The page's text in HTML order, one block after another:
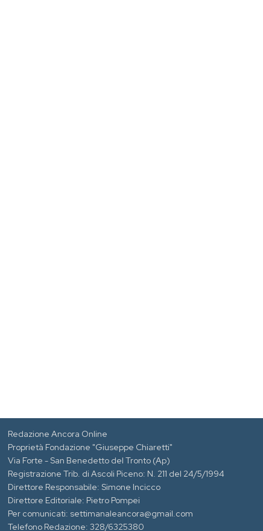
Redazione Ancora Online
Proprietà Fondazione "Giuseppe Chiaretti"
Via Forte - San Benedetto del Tronto (Ap)
Registrazione Trib. di Ascoli Piceno: N. 211 del 24/5/1994
Direttore Responsabile: Simone Incicco
Direttore Editoriale: Pietro Pompei
Per comunicati: settimanaleancora@gmail.com
Telefono Redazione: 328/6325380